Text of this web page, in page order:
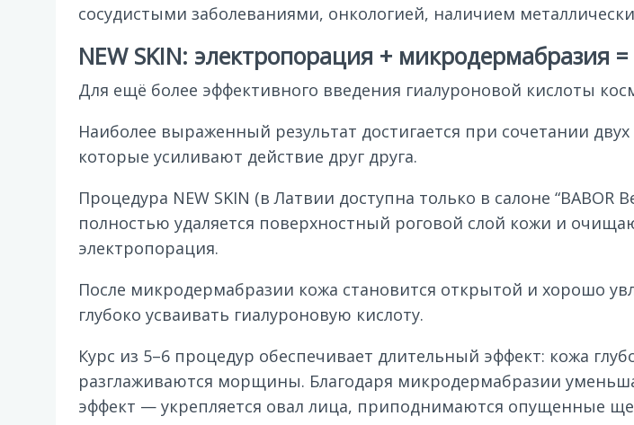
сосудистыми заболеваниями, онкологией, наличием
NEW SKIN: электропорация + микродермабразия
Для ещё более эффективного введения гиалуроновой кислоты
Наиболее выраженный результат достигается при сочетании
которые усиливают действие друг друга.
Процедура NEW SKIN (в Латвии доступна только в салоне
полностью удаляется поверхностный роговой слой кожи и
электропорация.
После микродермабразии кожа становится открытой и хорошо
глубоко усваивать гиалуроновую кислоту.
Курс из 5–6 процедур обеспечивает длительный эффект: кожа
разглаживаются морщины. Благодаря микродермабразии
эффект — укрепляется овал лица, приподнимаются опущенные